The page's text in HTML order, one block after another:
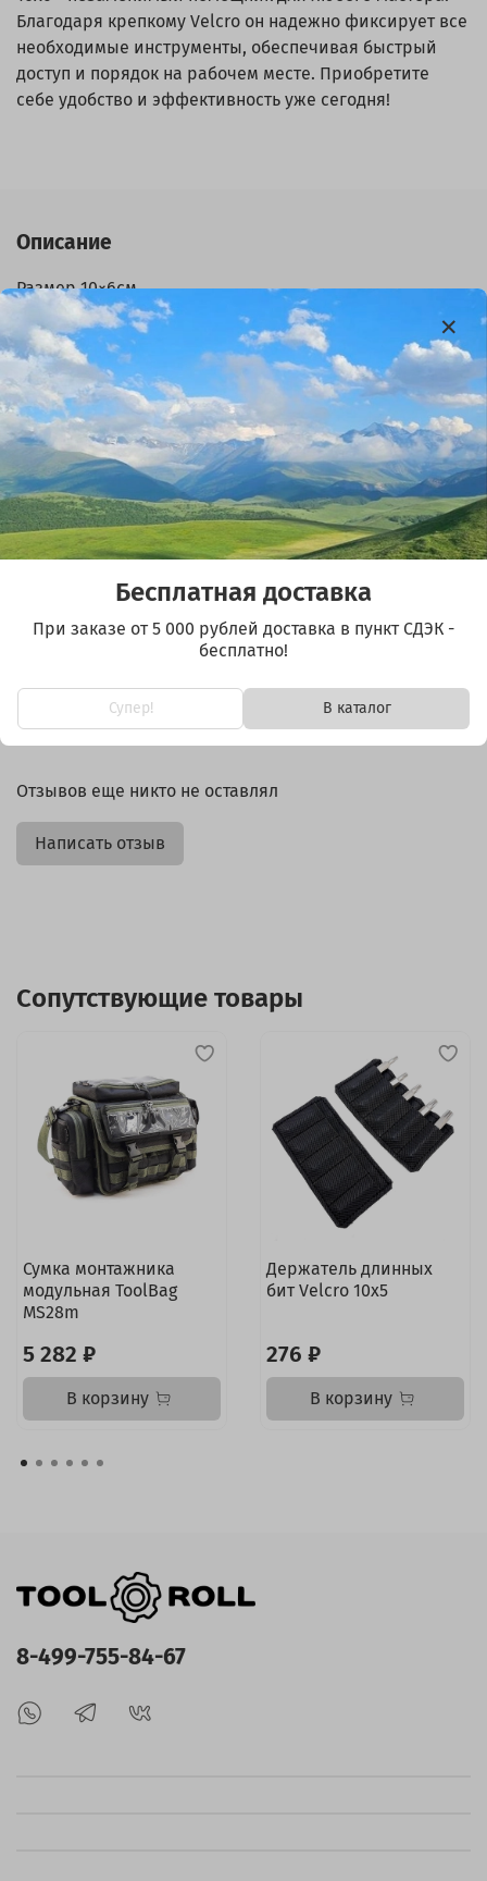
Благодаря крепкому Velcro он надежно фиксирует все
необходимые инструменты, обеспечивая быстрый
доступ и порядок на рабочем месте. Приобретите
себе удобство и эффективность уже сегодня!
Описание
Размер 10×6см
Экокожа
10 отделений
Velcro нейлон
Держатель коротких бит Velcro 10×6
Крепится внутри на Сумку ToolBag MS28m или любое
крепление Velcro (липучка)
Velcro высококачественная из нейлона
Крепление для 10 бит
Отзывы
Отзывов еще никто не оставлял
Написать отзыв
Сопутствующие товары
Сумка монтажника
модульная ToolBag
MS28m
5 282 ₽
В корзину
Держатель длинных
бит Velcro 10x5
276 ₽
В корзину
8-499-755-84-67
Бесплатная доставка
При заказе от 5 000 рублей доставка в пункт СДЭК -
бесплатно!
Супер! В каталог